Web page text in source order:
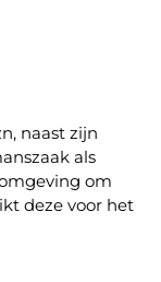
naast zijn
als
om
deze voor het